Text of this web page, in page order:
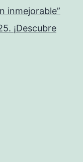
inmejorable”
¡Descubre